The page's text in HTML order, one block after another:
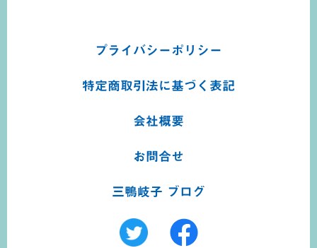
プライバシーポリシー
特定商取引法に基づく 表記
会社概要
お問合せ
三鴨岐子 ブログ